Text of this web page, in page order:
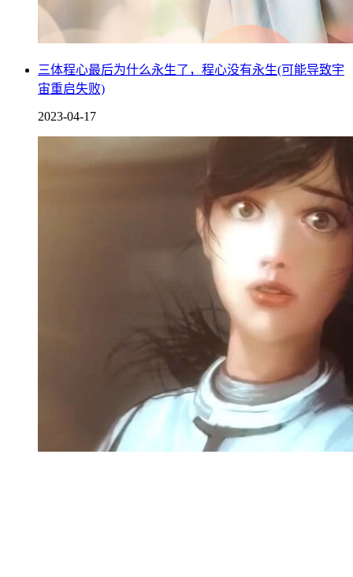
三体程心最后为什么永生了，程心没有永生(可能导致宇
宙重启失败)
2023-04-17